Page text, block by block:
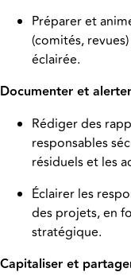
Préparer et
(comités,
éclairée.
Documenter et
Rédiger des
responsables
résiduels et les
Éclairer les
des projets, en
stratégique.
Capitaliser et